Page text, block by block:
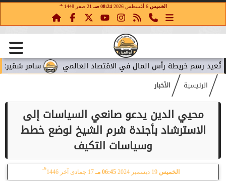
الخميس 6 أغسطس 2026 08:24 صـ 21 صفر 1448 هـ
سامر شقير: إنفاق ميتا رأس المال في الاقتصاد العالمي
الرئيسية الأخبار
محيي الدين يدعو صانعي السياسات إلى
الاسترشاد بأجندة شرم الشيخ لوضع خطط
وسياسات التكيف
الخميس 06:45 مـ 17 جمادى آخر 1446
هـ